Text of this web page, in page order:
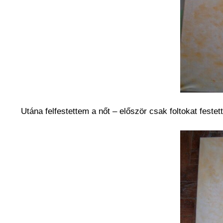
Utána felfestettem a nőt – először csak foltokat